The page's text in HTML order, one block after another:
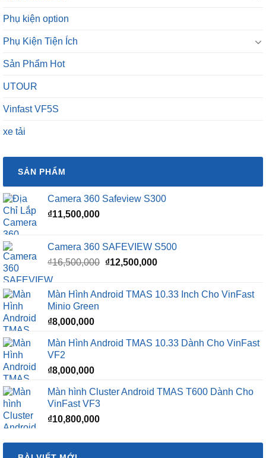
Phụ kiện option
Phụ Kiện Tiện Ích
Sản Phẩm Hot
UTOUR
Vinfast VF5S
xe tải
SẢN PHẨM
Camera 360 Safeview S300
₫11,500,000
Camera 360 SAFEVIEW S500
₫16,500,000 Giá
₫16,500,000.
₫12,500,000Giá
là:
Màn Hình Android TMAS 10.33 Inch Cho VinFast
Minio Green
₫8,000,000
Màn Hình Android TMAS 10.33 Dành Cho VinFast
VF2
₫8,000,000
Màn hình Cluster Android TMAS T600 Dành Cho
VinFast VF3
₫10,800,000